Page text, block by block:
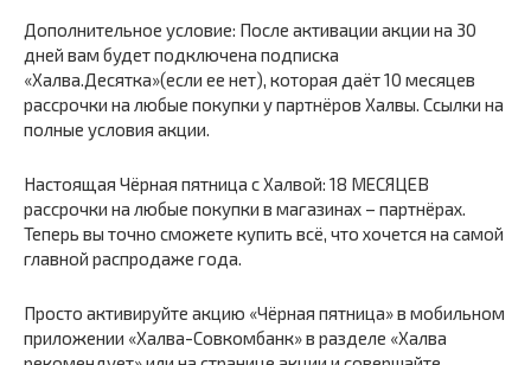
Дополнительное условие: После активации акции на 30
дней вам будет подключена подписка
«Халва.Десятка»(если ее нет), которая даёт 10 месяцев
рассрочки на любые покупки у партнёров Халвы. Ссылки на
полные условия акции.
Настоящая Чёрная пятница с Халвой: 18 МЕСЯЦЕВ
рассрочки на любые покупки в магазинах – партнёрах.
Теперь вы точно сможете купить всё, что хочется на самой
главной распродаже года.
Просто активируйте акцию «Чёрная пятница» в мобильном
приложении «Халва-Совкомбанк» в разделе «Халва